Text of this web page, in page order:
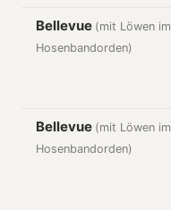
Bellevue (mit Löwen im
Hosenbandorden)
Bellevue (mit Löwen im
Hosenbandorden)